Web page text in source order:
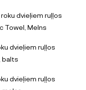
dvieļiem ruļļos
Towel, Melns
dvieļiem ruļļos
balts
dvieļiem ruļļos